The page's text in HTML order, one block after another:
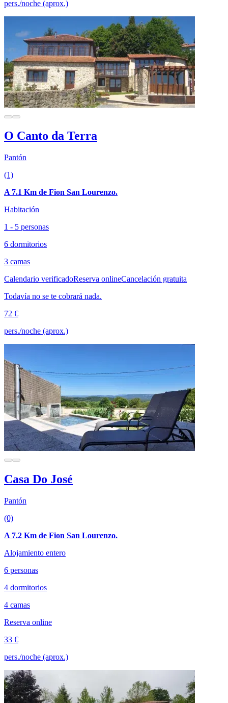
pers./noche (aprox.)
O Canto da Terra
Pantón
(1)
A 7.1 Km de Fion San Lourenzo.
Habitación
1 - 5 personas
6 dormitorios
3 camas
Calendario verificadoReserva onlineCancelación gratuita
Todavía no se te cobrará nada.
72 €
pers./noche (aprox.)
Casa Do José
Pantón
(0)
A 7.2 Km de Fion San Lourenzo.
Alojamiento entero
6 personas
4 dormitorios
4 camas
Reserva online
33 €
pers./noche (aprox.)